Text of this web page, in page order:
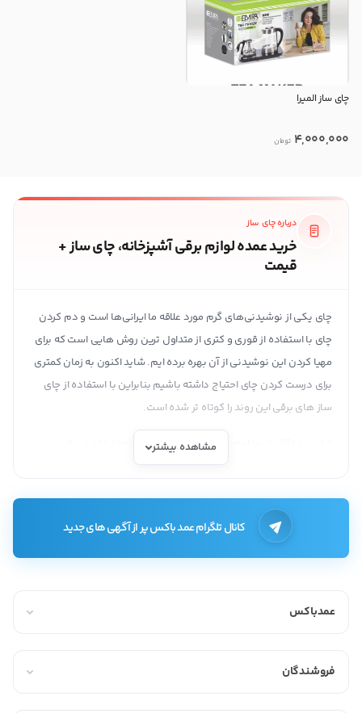
چای ساز المیرا
4,000,000 تومان
درباره چای ساز
خرید عمده لوازم برقی آشپزخانه، چای ساز +
قیمت
چای یکی از نوشیدنی‌های گرم مورد علاقه ما ایرانی‌ها است و دم کردن
چای با استفاده از قوری و کتری از متداول ترین روش هایی است که برای
مهیا کردن این نوشیدنی از آن بهره برده ایم. شاید اکنون به زمان کمتری
برای درست کردن چای احتیاج داشته باشیم بنابراین با استفاده از چای
ساز های برقی این روند را کوتاه تر شده است.
از این رو تقاضای مداوم برای چای سازها در بازار وجود دارد و برای
خرید و فروش عمده چای ساز، شناخت بازار و تحلیل نیازهای
انواع چای ساز
به طور کلی می توان چای سازها را به سه دسته زیر تقسیم کرد:
که قوری در بالای کتری قرار می‌گیرد و بخار آب حاصل از کتری به سمت
است به آرامی دم می کشد. شاید بتوان گفت که این نوع از چای سازها به
مشاهده بیشتر
کانال تلگرام عمد باکس پر از آگهی های جدید
عمدباکس
فروشندگان